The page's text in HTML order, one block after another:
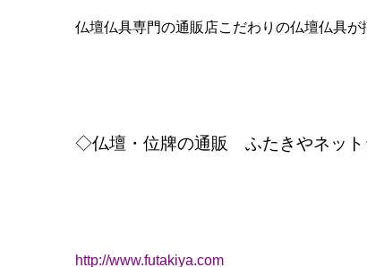
〒３６８-００２２